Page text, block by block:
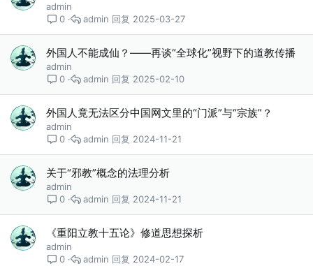
admin
0
2025-03-27
admin
外国人不能成仙？——再谈“全球化”视野下的道教传播
admin
0
2025-02-10
admin
外国人竟无法区分中国网文里的“门派”与“宗族”？
admin
0
2024-11-21
admin
关于“邪教”概念的法理分析
admin
0
2024-11-21
admin
《重阳立教十五论》修道思想探析
admin
0
2024-02-17
admin